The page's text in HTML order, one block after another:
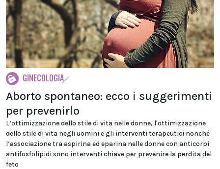
GINECOLOGIA
Aborto spontaneo: ecco i suggerimenti
per prevenirlo
L’ottimizzazione dello stile di vita nelle donne, l'ottimizzazione
dello stile di vita negli uomini e gli interventi terapeutici nonché
l’associazione tra aspirina ed eparina nelle donne con anticorpi
antifosfolipidi sono interventi chiave per prevenire la perdita del
feto